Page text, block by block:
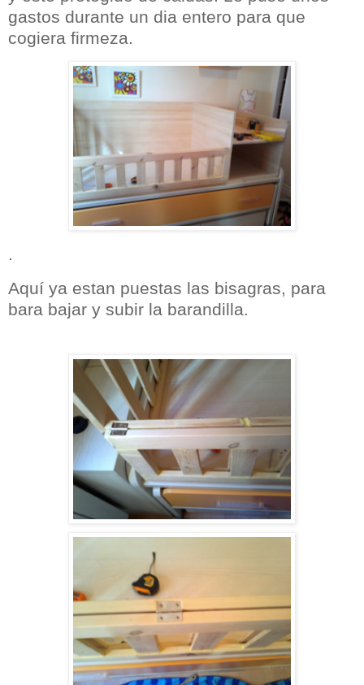
gastos durante un dia entero para que
cogiera firmeza.
.
Aquí ya estan puestas las bisagras, para
bara bajar y subir la barandilla.